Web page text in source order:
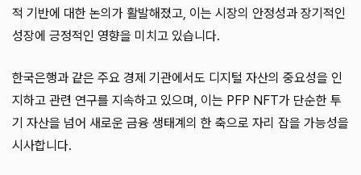
적 기반에 대한 논의가 활발해졌고, 이는 시장의 안정성과 장기적인
성장에 긍정적인 영향을 미치고 있습니다.
한국은행과 같은 주요 경제 기관에서도 디지털 자산의 중요성을 인
지하고 관련 연구를 지속하고 있으며, 이는 PFP NFT가 단순한 투
기 자산을 넘어 새로운 금융 생태계의 한 축으로 자리 잡을 가능성을
시사합니다.